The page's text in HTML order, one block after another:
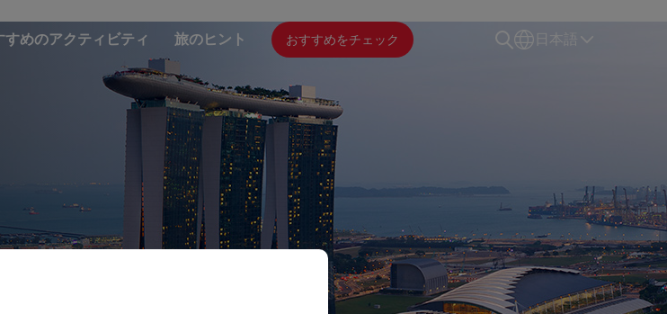
すめのアクティビティ 旅のヒント おすすめをチェック 日本語